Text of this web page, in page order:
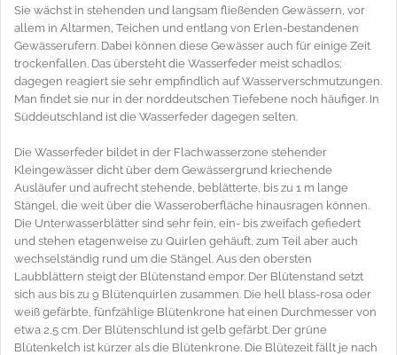
Sie wächst in stehenden und langsam fließenden Gewässern, vor
allem in Altarmen, Teichen und entlang von Erlen-bestandenen
Gewässerufern. Dabei können diese Gewässer auch für einige Zeit
trockenfallen. Das übersteht die Wasserfeder meist schadlos;
dagegen reagiert sie sehr empfindlich auf Wasserverschmutzungen.
Man findet sie nur in der norddeutschen Tiefebene noch häufiger. In
Süddeutschland ist die Wasserfeder dagegen selten.
Die Wasserfeder bildet in der Flachwasserzone stehender
Kleingewässer dicht über dem Gewässergrund kriechende
Ausläufer und aufrecht stehende, beblätterte, bis zu 1 m lange
Stängel, die weit über die Wasseroberfläche hinausragen können.
Die Unterwasserblätter sind sehr fein, ein- bis zweifach gefiedert
und stehen etagenweise zu Quirlen gehäuft, zum Teil aber auch
wechselständig rund um die Stängel. Aus den obersten
Laubblättern steigt der Blütenstand empor. Der Blütenstand setzt
sich aus bis zu 9 Blütenquirlen zusammen. Die hell blass-rosa oder
weiß gefärbte, fünfzählige Blütenkrone hat einen Durchmesser von
etwa 2,5 cm. Der Blütenschlund ist gelb gefärbt. Der grüne
Blütenkelch ist kürzer als die Blütenkrone. Die Blütezeit fällt je nach